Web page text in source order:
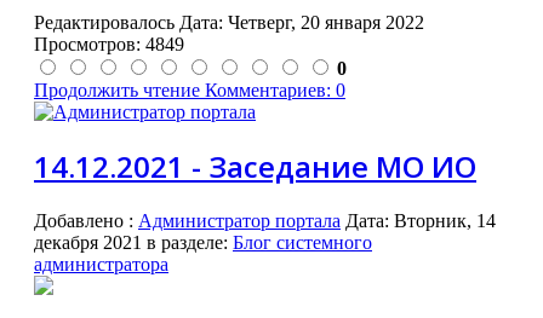
Редактировалось Дата: Четверг, 20 января 2022
Просмотров: 4849
0
Продолжить чтение Комментариев: 0
14.12.2021 - Заседание МО ИО
Добавлено : Администратор портала Дата: Вторник, 14
декабря 2021 в разделе: Блог системного
администратора